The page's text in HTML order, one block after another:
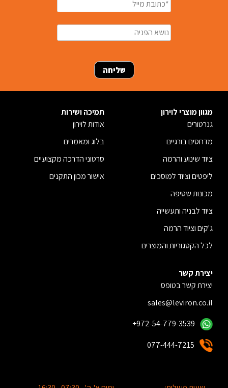
מגוון מוצרי לוירון
גנרטורים
מדחסים בורגיים
ציוד שינוע והרמה
ליפטים וציוד למוסכים
מכונות שטיפה
ציוד לבניה ותעשייה
ג'קים וציוד הרמה
לכל הקטגוריות והמוצרים
תמיכה ושירות
אודות לוירון
בלוג ומאמרים
סרטוני הדרכה מקצועיים
אישור מכון התקנים
יצירת קשר
יצירת קשר בטופס
sales@leviron.co.il
+972-54-779-3539
077-444-7215